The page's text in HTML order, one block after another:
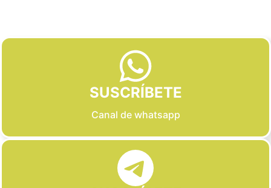
SUSCRÍBETE
Canal de whatsapp